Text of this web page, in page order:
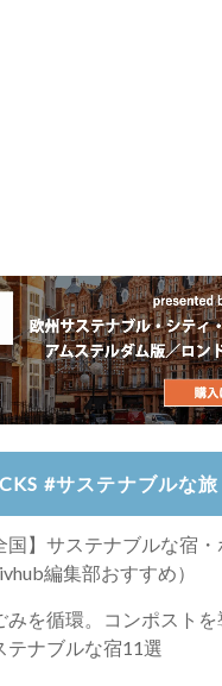
#サステナブルな旅
国】サステナブルな宿
編集部おすすめ）
みを循環。コンポストを
テナブルな宿11選